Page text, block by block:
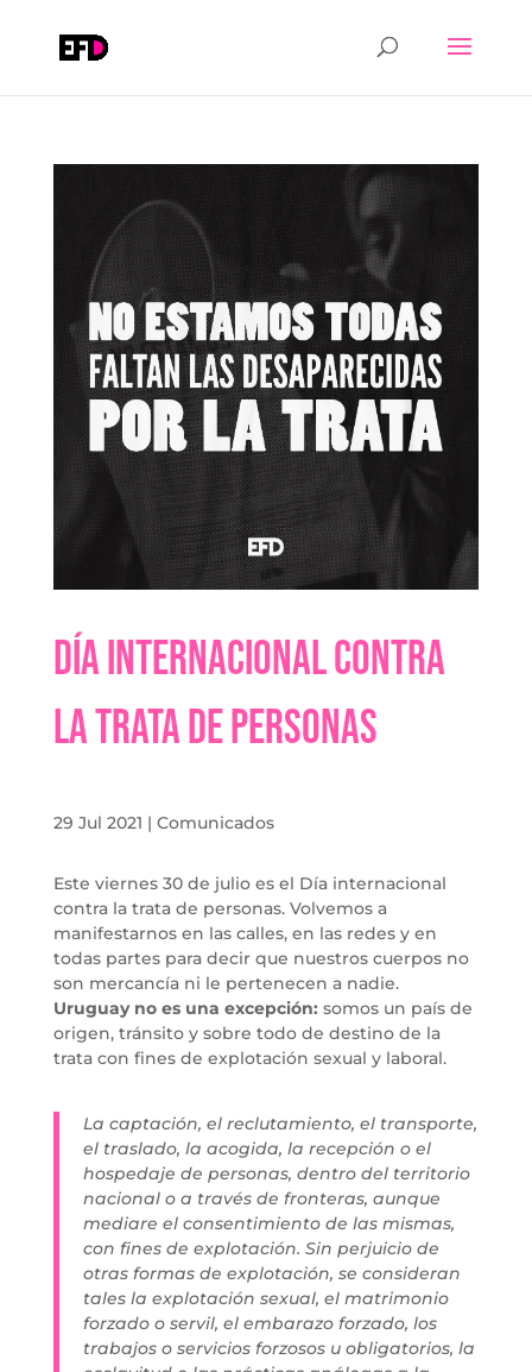
Día Internacional Contra
la Trata de Personas
29 Jul 2021 | Comunicados
Este viernes 30 de julio es el Día internacional
contra la trata de personas. Volvemos a
manifestarnos en las calles, en las redes y en
todas partes para decir que nuestros cuerpos no
son mercancía ni le pertenecen a nadie.
Uruguay no es una excepción: somos un país de
origen, tránsito y sobre todo de destino de la
trata con fines de explotación sexual y laboral.
La captación, el reclutamiento, el transporte,
el traslado, la acogida, la recepción o el
hospedaje de personas, dentro del territorio
nacional o a través de fronteras, aunque
mediare el consentimiento de las mismas,
con fines de explotación. Sin perjuicio de
otras formas de explotación, se consideran
tales la explotación sexual, el matrimonio
forzado o servil, el embarazo forzado, los
trabajos o servicios forzosos u obligatorios, la